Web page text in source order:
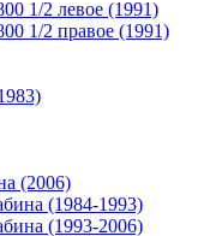
1/2 левое (1991)
1/2 правое (1991)
(2006)
(1984-1993)
(1993-2006)